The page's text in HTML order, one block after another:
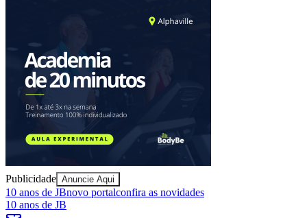
Publicidade Anuncie Aqui
10 anos de JBnovo portalconfira as novidades
10 anos de JB